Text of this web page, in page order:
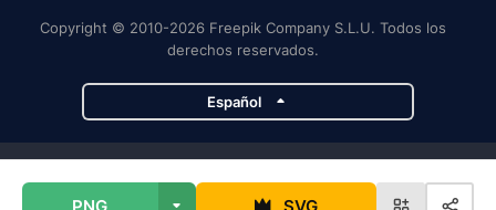
Copyright © 2010-2026 Freepik Company S.L.U. Todos los
derechos reservados.
Español